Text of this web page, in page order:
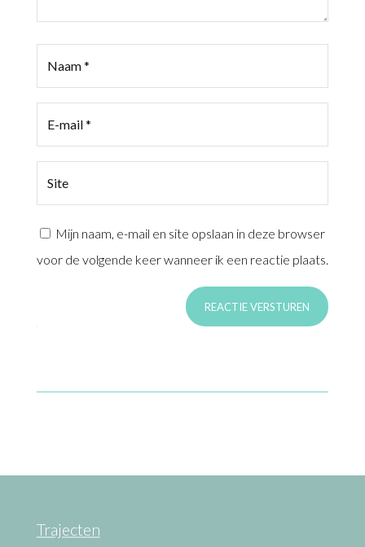
Mijn naam, e-mail en site opslaan in deze browser
voor de volgende keer wanneer ik een reactie plaats.
REACTIE VERSTUREN
Trajecten